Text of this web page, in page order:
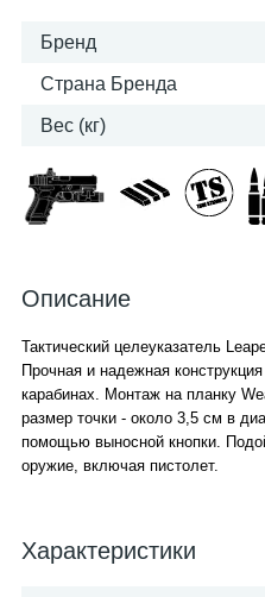
Бренд
Страна Бренда
Вес (кг)
Описание
Тактический целеуказатель
Прочная и надежная
карабинах. Монтаж на планку
размер точки - около 3,5 см в
помощью выносной кнопки.
оружие, включая пистолет.
Характеристики